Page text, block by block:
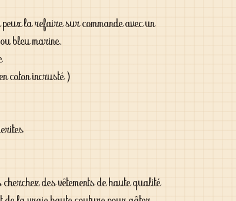
la refaire sur commande avec un
bleu marine.
coton incrusté )
des vêtements de haute qualité